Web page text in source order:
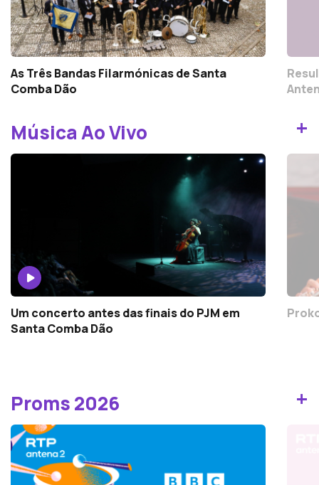
As Três Bandas Filarmónicas de Santa
Comba Dão
Música Ao Vivo +
Um concerto antes das finais do PJM em
Santa Comba Dão
Proms 2026 +